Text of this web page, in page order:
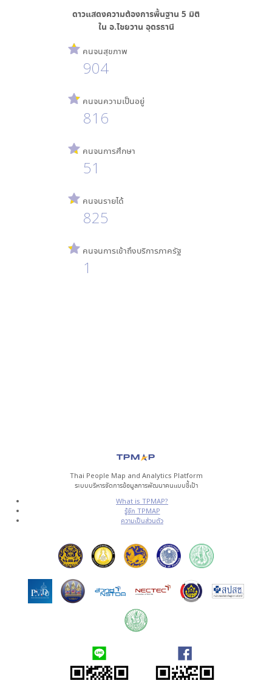
ดาวแสดงความต้องการพื้นฐาน 5 มิติ
ใน อ.ไชยวาน อุดรธานี
คนจนสุขภาพ
904
คนจนความเป็นอยู่
816
คนจนการศึกษา
51
คนจนรายได้
825
คนจนการเข้าถึงบริการภาครัฐ
1
Thai People Map and Analytics Platform
ระบบบริหารจัดการข้อมูลการพัฒนาคนแบบชี้เป้า
What is TPMAP?
รู้จัก TPMAP
ความเป็นส่วนตัว